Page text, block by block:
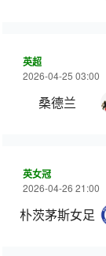
英超
2026-04-25 03:00
桑德兰
英女冠
2026-04-26 21:00
朴茨茅斯女足